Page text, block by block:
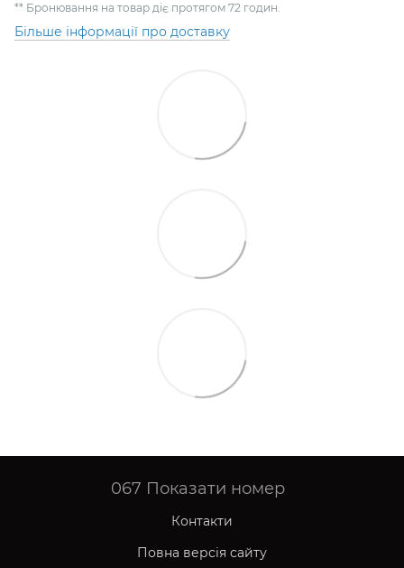
** Бронювання на товар діє протягом 72 годин.
Більше інформації про доставку
067 Показати номер
Контакти
Повна версія сайту